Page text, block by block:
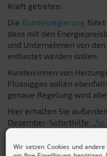
Kraft getreten.
Die Bundesregierung führt
dass mit den
und Unternehmen von
entlastet werden sollen.
Kunden:innen von
Flüssiggas sollen
genaue Regelung wird
Hier erhalten Sie
Dezember-Soforthilfe: